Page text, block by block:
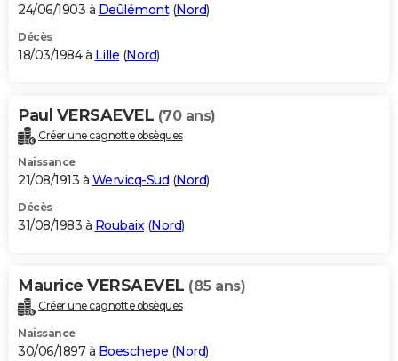
24/06/1903 à Deûlémont(Nord)
Décès
18/03/1984 à Lille (Nord)
Paul VERSAEVEL (70 ans)
Créer une cagnotte obsèques
Naissance
21/08/1913 à Wervicq-Sud (Nord)
Décès
31/08/1983 à Roubaix(Nord)
Maurice VERSAEVEL (85 ans)
Créer une cagnotte obsèques
Naissance
30/06/1897 à Boeschepe (Nord)